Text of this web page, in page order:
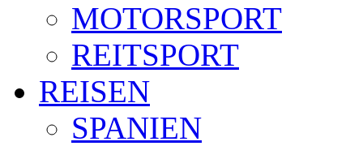
MOTORSPORT
REITSPORT
REISEN
SPANIEN